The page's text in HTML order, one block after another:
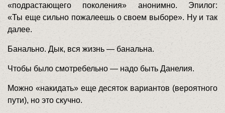
«подрастающего поколения» анонимно. Эпилог:
«Ты еще сильно пожалеешь о своем выборе». Ну и так
далее.
Банально. Дык, вся жизнь — банальна.
Чтобы было смотребельно — надо быть Данелия.
Можно «накидать» еще десяток вариантов (вероятного
пути), но это скучно.